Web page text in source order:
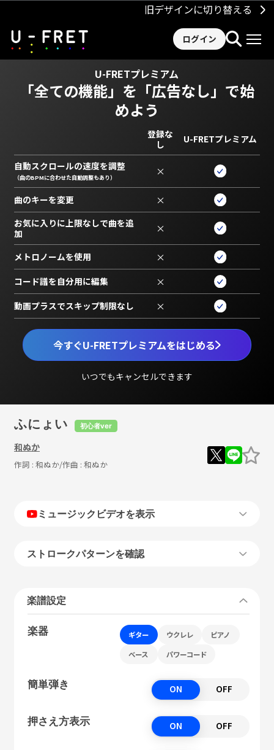
旧デザインに切り替える
ログイン
U-FRETプレミアム
「全ての機能」を 「広告なし」で始
めよう
今すぐU-FRETプレミアムをはじめる
いつでもキャンセルできます
登録な
し
U-FRETプレミアム
自動スクロールの速度を調整
（曲のBPMに合わせた自動調整もあり） ×
曲のキーを変更 ×
お気に入りに上限なしで曲を追
加
×
メトロノームを使用 ×
コード譜を自分用に編集 ×
動画プラスでスキップ制限なし ×
ふにょい 初心者ver
和ぬか
作詞 : 和ぬか/作曲 : 和ぬか
ミュージックビデオを表示
ストロークパターンを確認
楽譜設定
楽器 ギター ウクレレ ピアノ
ベース パワーコード
簡単弾き ON OFF
押さえ方表示 ON OFF